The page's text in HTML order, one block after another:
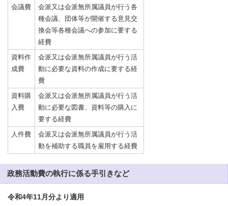
会議費
会派又は会派無所属議員が行う各
種会議、団体等が開催する意見交
換会等各種会議への参加に要する
経費
資料作
成費
会派又は会派無所属議員が行う活
動に必要な資料の作成に要する経
費
資料購
入費
会派又は会派無所属議員が行う活
動に必要な図書、資料等の購入に
要する経費
人件費
会派又は会派無所属議員が行う活
動を補助する職員を雇用する経費
政務活動費の執行に係る手引きなど
令和4年11月分より適用